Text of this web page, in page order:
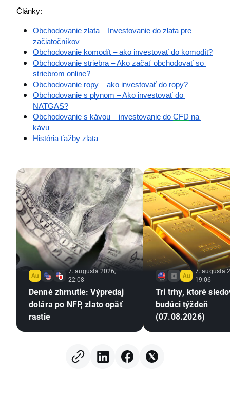
Články:
Obchodovanie zlata – Investovanie do zlata pre
začiatočníkov
Obchodovanie komodít – ako investovať do komodít?
Obchodovanie striebra – Ako začať obchodovať so
striebrom online?
Obchodovanie ropy – ako investovať do ropy?
Obchodovanie s plynom – Ako investovať do
NATGAS?
Obchodovanie s kávou – investovanie do CFD na
kávu
História ťažby zlata
7. augusta 2026,
22:08
Denné zhrnutie: Výpredaj
dolára po NFP, zlato opäť
rastie
7. augusta
19:06
Tri trhy, ktoré
budúci týždeň
(07.08.2026)